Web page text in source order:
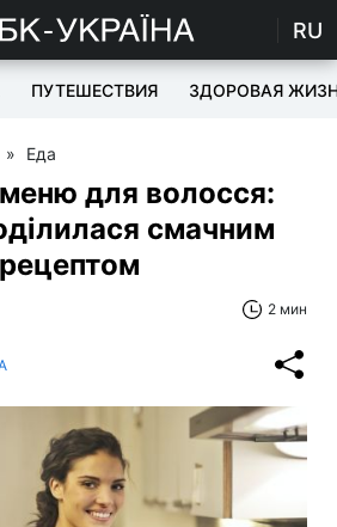
RU
ПУТЕШЕСТВИЯ ЗДОРОВАЯ
» Еда
для волосся:
смачним
2 мин